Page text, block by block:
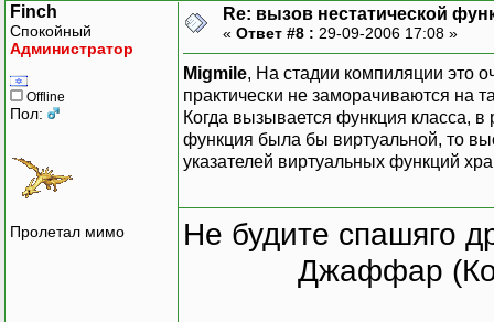
Finch
Спокойный
Администратор
Offline
Пол:
Пролетал мимо
Re: вызов нестатической
« Ответ #8 : 29-09-2006 17:08 »
Migmile, На стадии компиляции это
практически не заморачиваются на
Когда вызывается функция класса, в
функция была бы виртуальной, то
указателей виртуальных функций
Не будите спашяго
Джаффар